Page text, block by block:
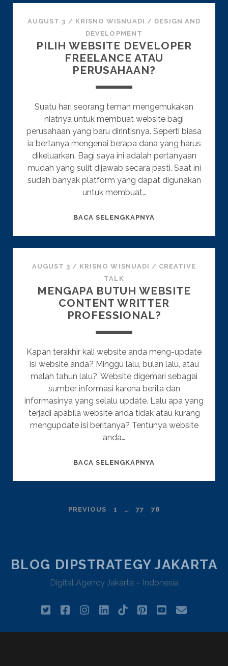
AUGUST 3 / KRISNO WISNUADI / DESIGN AND
DEVELOPMENT
PILIH WEBSITE DEVELOPER
FREELANCE ATAU
PERUSAHAAN?
Suatu hari seorang teman mengemukakan
niatnya untuk membuat website bagi
perusahaan yang baru dirintisnya. Seperti biasa
ia bertanya mengenai berapa dana yang harus
dikeluarkan. Bagi saya ini adalah pertanyaan
mudah yang sulit dijawab secara pasti. Saat ini
sudah banyak platform yang dapat digunakan
untuk membuat…
BACA SELENGKAPNYA
ATAU
AUGUST 3 / KRISNO WISNUADI / CREATIVE
TALK
MENGAPA BUTUH WEBSITE
CONTENT WRITTER
PROFESSIONAL?
Kapan terakhir kali website anda meng-update
isi website anda? Minggu lalu, bulan lalu, atau
malah tahun lalu?. Website digemari sebagai
sumber informasi karena berita dan
informasinya yang selalu update. Lalu apa yang
terjadi apabila website anda tidak atau kurang
mengupdate isi beritanya? Tentunya website
anda…
BACA SELENGKAPNYA
WRITTER
POSTSPREVIOUS 1 … 77 78
BLOG DIPSTRATEGY JAKARTA
Digital Agency Jakarta – Indonesia
twitterfacebookinstagram
linkedin
tiktokpinterest
youtube
email